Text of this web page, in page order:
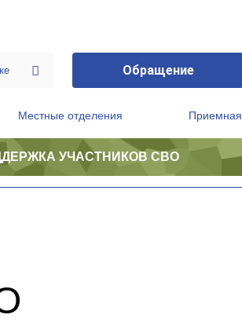
Обращение
Местные отделения Приемная
УЧАСТНИКОВ СВО